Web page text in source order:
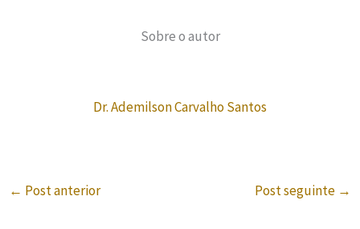
Sobre o autor
Dr. Ademilson Carvalho Santos
← Post anterior Post seguinte →